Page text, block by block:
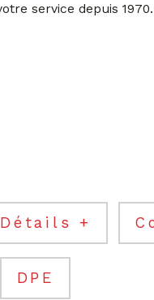
service depuis 1970.
Détails +
DPE